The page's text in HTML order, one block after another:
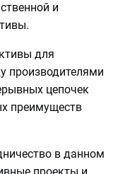
и
для
производителями
цепочек
преимуществ
в данном